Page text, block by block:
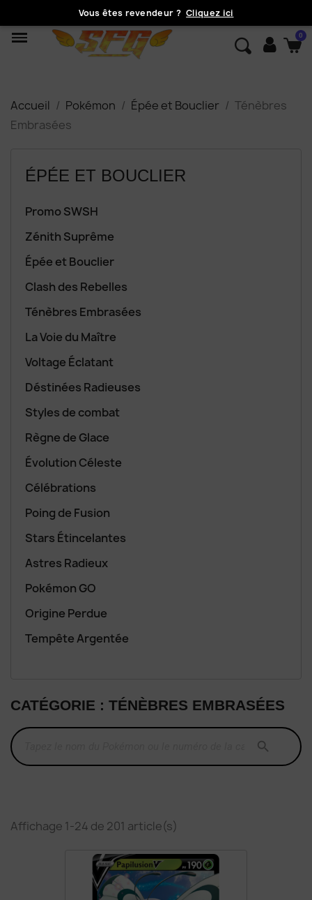
Vous êtes revendeur ? Cliquez ici
Accueil Pokémon Épée et Bouclier
Ténèbres
Embrasées
ÉPÉE ET BOUCLIER
Promo SWSH
Zénith Suprême
Épée et Bouclier
Clash des Rebelles
Ténèbres Embrasées
La Voie du Maître
Voltage Éclatant
Déstinées Radieuses
Styles de combat
Règne de Glace
Évolution Céleste
Célébrations
Poing de Fusion
Stars Étincelantes
Astres Radieux
Pokémon GO
Origine Perdue
Tempête Argentée
CATÉGORIE : TÉNÈBRES EMBRASÉES

Affichage 1-24 de 201 article(s)